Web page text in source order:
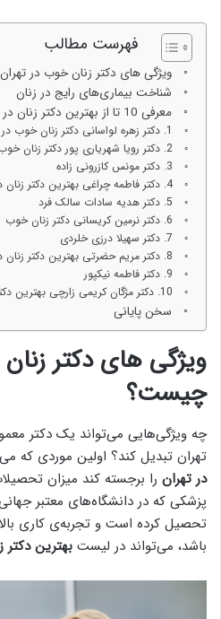
فهرست مطالب
ویژگی های دکتر زنان خوب در
شناخت بیماری‌های رایج در زنان
معرفی 10 تا از بهترین دکتر زنان در تهران
1. دکتر زهره لواسانی دکتر زنان خوب در تهران
2. دکتر رویا شهریاری پور دکتر زنان خوب
3. دکتر مونس کازرونی زاده
4. دکتر فاطمه چراغی بهترین دکتر زنان در تهران
5. دکتر هدیه سادات سالک فرد
6. دکتر نرمین کریسانی دکتر زنان خوب
7. دکتر سهیلا درزی خلردی
8. دکتر مریم حضرتی بهترین دکتر زنان در تهران
9. دکتر فاطمه نیکپور
10. دکتر مژگان کریمی زارچی بهترين دكتر زنان تهران
سخن پایانی
ویژگی های دکتر
چیست؟
چه ویژگی‌هایی می‌تواند یک دکتر
تهران تبدیل کند؟ اولین موردی که
در تهران را برجسته کند میزان
پزشکی که در دانشگاه‌های معتبر
تحصیل کرده است و تجربه‌ی کاری
باشد، می‌تواند در لیست بهترين دكتر